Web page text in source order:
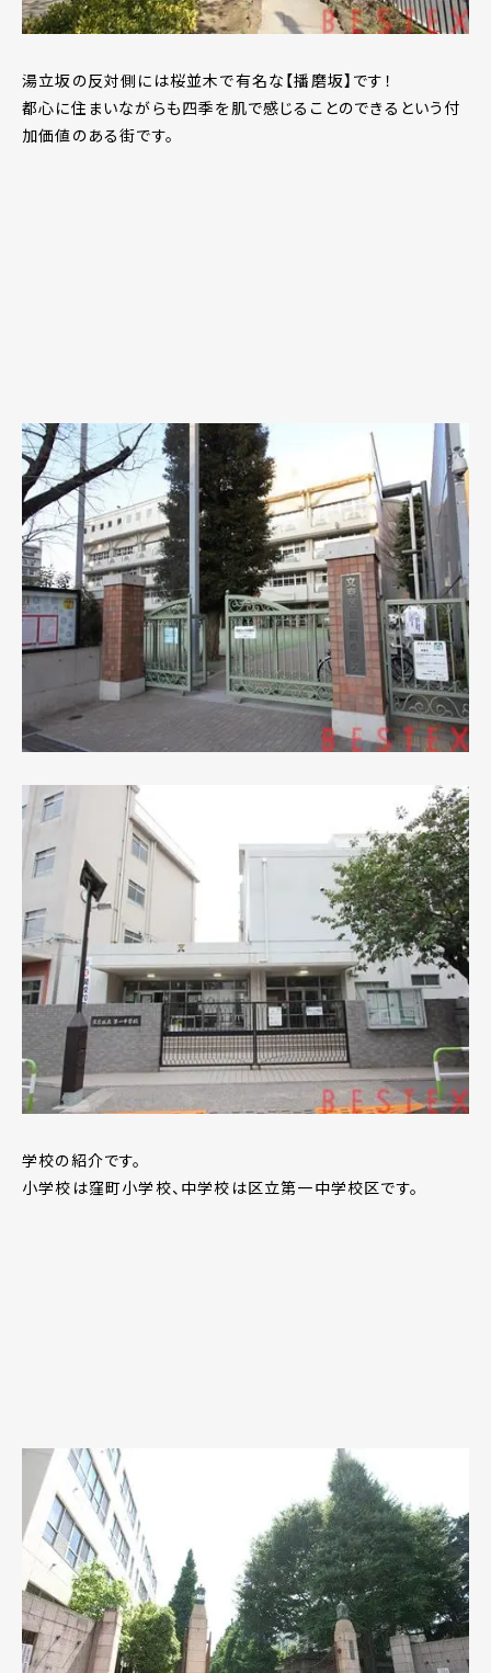
湯立坂の反対側には桜並木で有名な【播磨坂】です！
都心に住まいながらも四季を肌で感じることのできるという付
加価値のある街です。
学校の紹介です。
小学校は窪町小学校、中学校は区立第一中学校区です。